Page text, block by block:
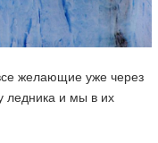
желающие уже через
ледника и мы в их